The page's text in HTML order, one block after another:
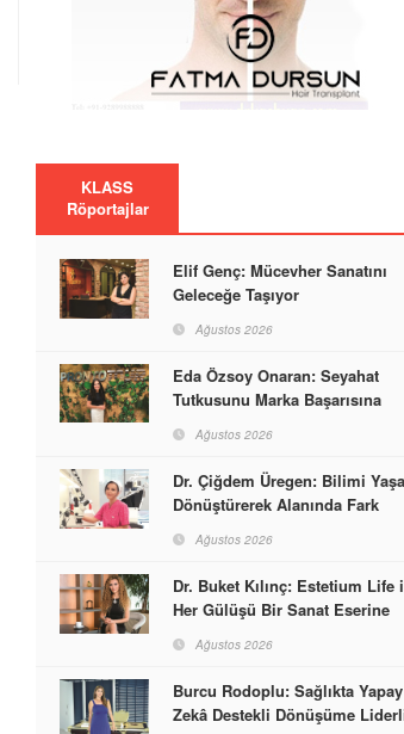
KLASS
Röportajlar
Elif Genç: Mücevher Sanatını
Geleceğe Taşıyor
Ağustos 2026
Eda Özsoy Onaran: Seyahat
Tutkusunu Marka Başarısına
Ağustos 2026
Dr. Çiğdem Üregen: Bilimi
Dönüştürerek Alanında Fark
Ağustos 2026
Dr. Buket Kılınç: Estetium Life
Her Gülüşü Bir Sanat Eserine
Ağustos 2026
Burcu Rodoplu: Sağlıkta Yapay
Zekâ Destekli Dönüşüme